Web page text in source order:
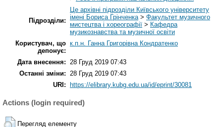
Підрозділи:
Це архівні підрозділи Київського університету
імені Бориса Грінченка> Факультет музичного
мистецтва і хореографії > Кафедра
музикознавства та музичної освіти
Користувач, що
депонує:
к.п.н. Ганна Григорівна Кондратенко
Дата внесення: 28 Груд 2019 07:43
Останні зміни: 28 Груд 2019 07:43
URI:
https://elibrary.kubg.edu.ua/id/eprint/30081
Actions (login required)
Перегляд елементу